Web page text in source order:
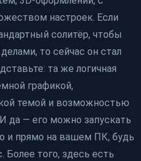
настроек. Если
солитёр, чтобы
то сейчас он стал
та же логичная
графикой,
темой и возможностью
да — его можно запускать
и прямо на вашем ПК, будь
Более того, здесь есть